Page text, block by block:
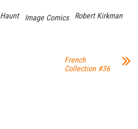
Haunt Image Comics
Robert Kirkman
French
Collection #36